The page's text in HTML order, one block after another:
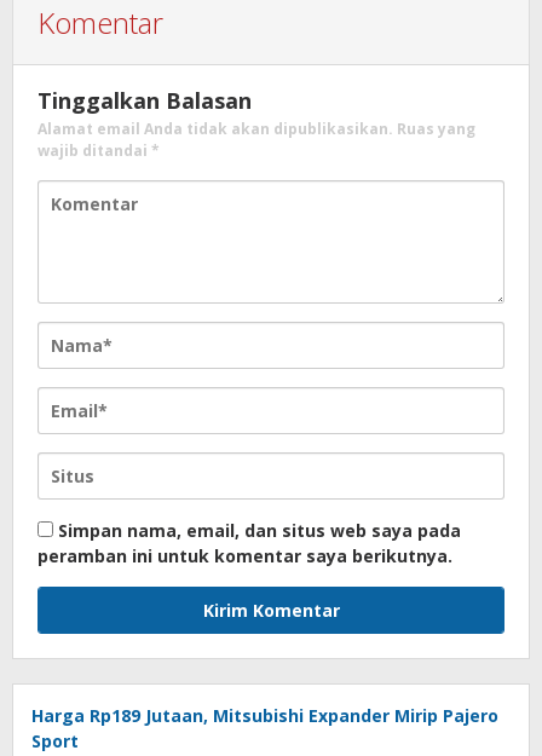
Komentar
Tinggalkan Balasan
Alamat email Anda tidak akan dipublikasikan. Ruas yang
wajib ditandai *
Simpan nama, email, dan situs web saya pada
peramban ini untuk komentar saya berikutnya.
Harga Rp189 Jutaan, Mitsubishi Expander Mirip Pajero
Sport